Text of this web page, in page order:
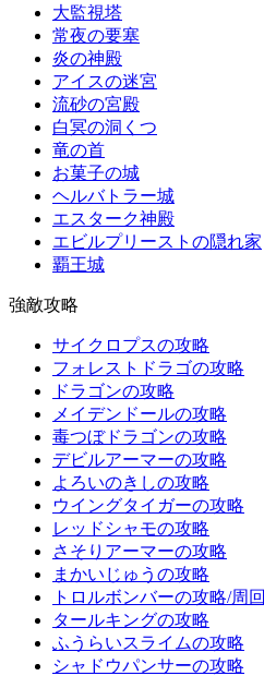
大監視塔
常夜の要塞
炎の神殿
アイスの迷宮
流砂の宮殿
白冥の洞くつ
竜の首
お菓子の城
ヘルバトラー城
エスターク神殿
エビルプリーストの隠れ家
覇王城
強敵攻略
サイクロプスの攻略
フォレストドラゴの攻略
ドラゴンの攻略
メイデンドールの攻略
毒つぼドラゴンの攻略
デビルアーマーの攻略
よろいのきしの攻略
ウイングタイガーの攻略
レッドシャモの攻略
さそりアーマーの攻略
まかいじゅうの攻略
トロルボンバーの攻略/周回
タールキングの攻略
ふうらいスライムの攻略
シャドウパンサーの攻略